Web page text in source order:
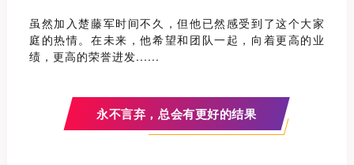
虽然加入楚藤军时间不久，但他已然感受到了这个大家
庭的热情。在未来，他希望和团队一起，向着更高的业
绩，更高的荣誉进发......
永不言弃，总会有更好的结果